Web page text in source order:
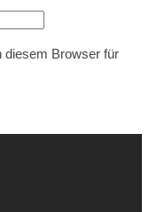
diesem Browser für